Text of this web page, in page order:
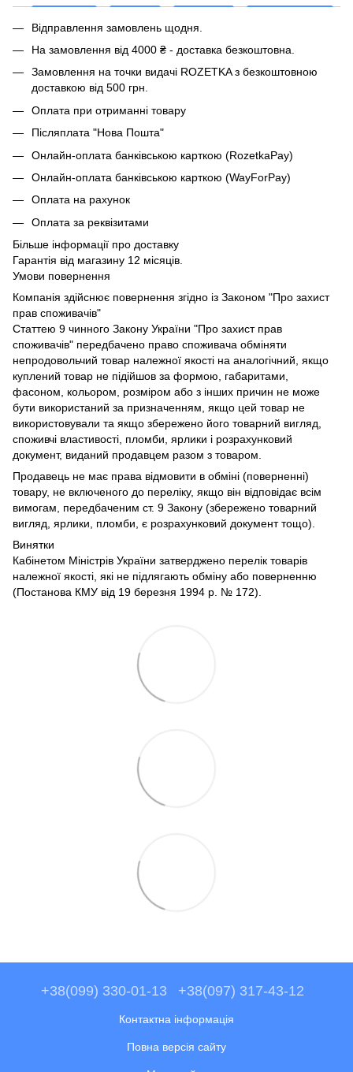
Відправлення замовлень щодня.
На замовлення від 4000 ₴ - доставка безкоштовна.
Замовлення на точки видачі ROZETKA з безкоштовною
доставкою від 500 грн.
Оплата при отриманні товару
Післяплата "Нова Пошта"
Онлайн-оплата банківською карткою (RozetkaPay)
Онлайн-оплата банківською карткою (WayForPay)
Оплата на рахунок
Оплата за реквізитами
Більше інформації про доставку
Гарантія від магазину 12 місяців.
Умови повернення
Компанія здійснює повернення згідно із Законом "Про захист
прав споживачів"
Статтею 9 чинного Закону України "Про захист прав
споживачів" передбачено право споживача обміняти
непродовольчий товар належної якості на аналогічний, якщо
куплений товар не підійшов за формою, габаритами,
фасоном, кольором, розміром або з інших причин не може
бути використаний за призначенням, якщо цей товар не
використовували та якщо збережено його товарний вигляд,
споживчі властивості, пломби, ярлики і розрахунковий
документ, виданий продавцем разом з товаром.
Продавець не має права відмовити в обміні (поверненні)
товару, не включеного до переліку, якщо він відповідає всім
вимогам, передбаченим ст. 9 Закону (збережено товарний
вигляд, ярлики, пломби, є розрахунковий документ тощо).
Винятки
Кабінетом Міністрів України затверджено перелік товарів
належної якості, які не підлягають обміну або поверненню
(Постанова КМУ від 19 березня 1994 р. № 172).
+38(099) 330-01-13 +38(097) 317-43-12
Контактна інформація
Повна версія сайту